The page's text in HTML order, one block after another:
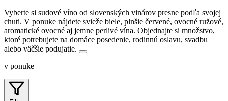
Vyberte si sudové víno od slovenských vinárov presne podľa svojej
chuti. V ponuke nájdete svieže biele, plnšie červené, ovocné ružové,
aromatické ovocné aj jemne perlivé vína. Objednajte si množstvo,
ktoré potrebujete na domáce posedenie, rodinnú oslavu, svadbu
alebo väčšie podujatie.
v ponuke